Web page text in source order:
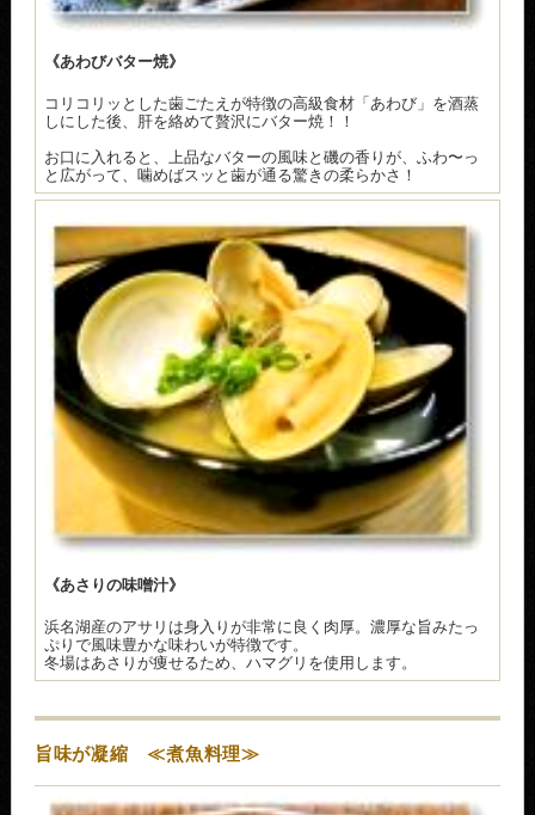
《あわびバター焼》
コリコリッとした歯ごたえが特徴の高級食材「あわび」を酒蒸
しにした後、肝を絡めて贅沢にバター焼！！
お口に入れると、上品なバターの風味と磯の香りが、ふわ〜っ
と広がって、噛めばスッと歯が通る驚きの柔らかさ！
《あさりの味噌汁》
浜名湖産のアサリは身入りが非常に良く肉厚。濃厚な旨みたっ
ぷりで風味豊かな味わいが特徴です。
冬場はあさりが痩せるため、ハマグリを使用します。
旨味が凝縮 ≪煮魚料理≫